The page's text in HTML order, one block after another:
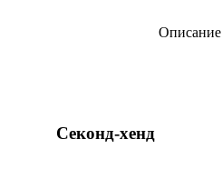
Описание
Секонд-хенд